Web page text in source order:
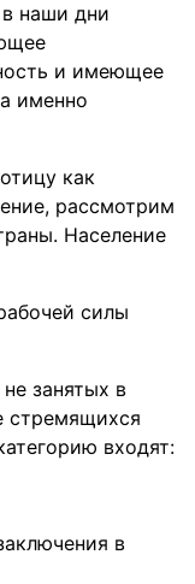
наши дни
и имеющее
именно
как
рассмотрим
Население
силы
занятых в
стремящихся
входят:
в